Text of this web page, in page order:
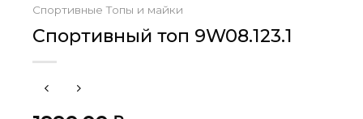
Спортивные Топы и майки
Спортивный топ 9W08.123.1